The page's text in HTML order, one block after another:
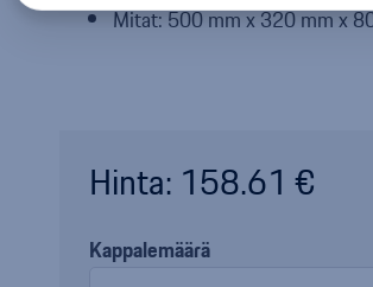
Mitat: 500 mm x 320 mm x
Hinta: 158.61 €
Kappalemäärä